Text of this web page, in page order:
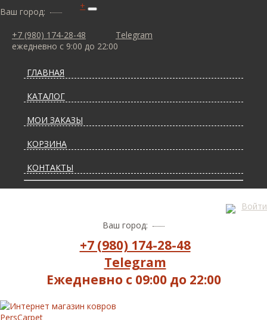
Ваш город:
+7 (980) 174-28-48
Telegram
ежедневно с 9:00 до 22:00
+
ГЛАВНАЯ
КАТАЛОГ
МОИ ЗАКАЗЫ
КОРЗИНА
КОНТАКТЫ
ДОСТАВКА И ОПЛАТА
Войти
Ваш город:
+7 (980) 174-28-48
Telegram
Ежедневно с 09:00 до 22:00